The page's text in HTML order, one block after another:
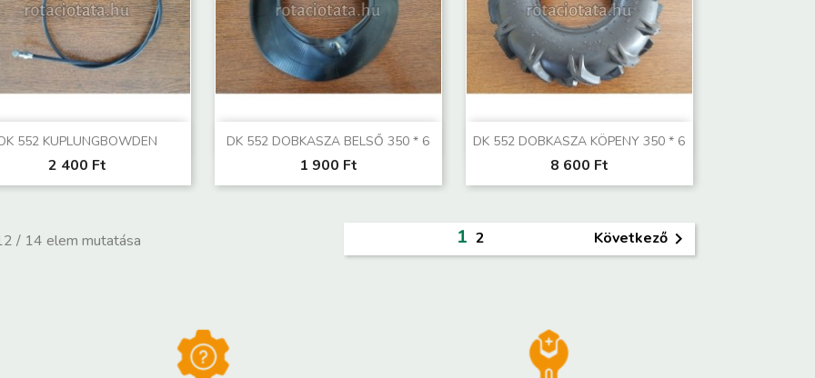
552 KUPLUNGBOWDEN
2 400 Ft
Előnézet DK 552 DOBKASZA BELSŐ 350 * 6
1 900 Ft
Előnézet DK 552 DOBKASZA KÖPENY 350 * 6
8 600 Ft
Előnézet
/ 14 elem mutatása 1 2 Következő